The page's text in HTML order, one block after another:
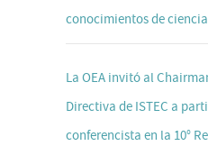
conocimientos de
La OEA invitó al
Directiva de ISTEC a
conferencista en la 10°